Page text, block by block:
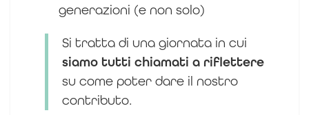
generazioni (e non solo)
Si tratta di una giornata in cui
siamo tutti chiamati a riflettere
su come poter dare il nostro
contributo.